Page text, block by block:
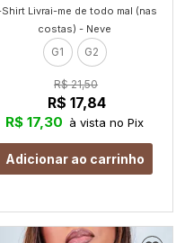
Shirt Livrai-me de todo mal (nas
costas) - Neve
G1 G2
R$ 21,50
R$ 17,84
R$ 17,30 à vista no Pix
Adicionar ao carrinho